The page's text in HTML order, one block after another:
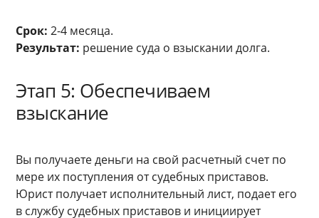
Срок: 2-4 месяца.
Результат: решение суда о взыскании долга.
Этап 5: Обеспечиваем
взыскание
Вы получаете деньги на свой расчетный счет по
мере их поступления от судебных приставов.
Юрист получает исполнительный лист, подает его
в службу судебных приставов и инициирует